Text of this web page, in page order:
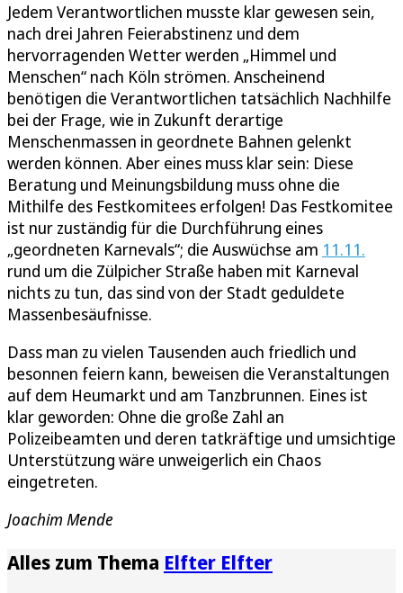
Jedem Verantwortlichen musste klar gewesen sein,
nach drei Jahren Feierabstinenz und dem
hervorragenden Wetter werden „Himmel und
Menschen“ nach Köln strömen. Anscheinend
benötigen die Verantwortlichen tatsächlich Nachhilfe
bei der Frage, wie in Zukunft derartige
Menschenmassen in geordnete Bahnen gelenkt
werden können. Aber eines muss klar sein: Diese
Beratung und Meinungsbildung muss ohne die
Mithilfe des Festkomitees erfolgen! Das Festkomitee
ist nur zuständig für die Durchführung eines
„geordneten Karnevals“; die Auswüchse am 11.11.
rund um die Zülpicher Straße haben mit Karneval
nichts zu tun, das sind von der Stadt geduldete
Massenbesäufnisse.
Dass man zu vielen Tausenden auch friedlich und
besonnen feiern kann, beweisen die Veranstaltungen
auf dem Heumarkt und am Tanzbrunnen. Eines ist
klar geworden: Ohne die große Zahl an
Polizeibeamten und deren tatkräftige und umsichtige
Unterstützung wäre unweigerlich ein Chaos
eingetreten.
Joachim Mende
Alles zum Thema Elfter Elfter